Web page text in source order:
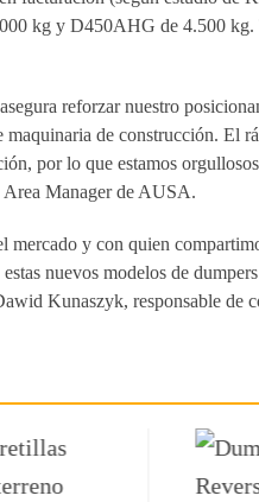
kg y D450AHG de 4.500 kg.
reforzar nuestro
de construcción. El
por lo que estamos
Area Manager de AUSA.
y con quien
nuevos modelos de
Kunaszyk, responsable de